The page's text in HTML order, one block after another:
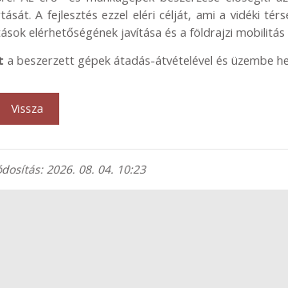
A fejlesztés ezzel eléri célját, ami a vidéki
elérhetőségének javítása és a földrajzi mobilitás
a beszerzett gépek átadás-átvételével és üzembe
Vissza
2026. 08. 04. 10:23